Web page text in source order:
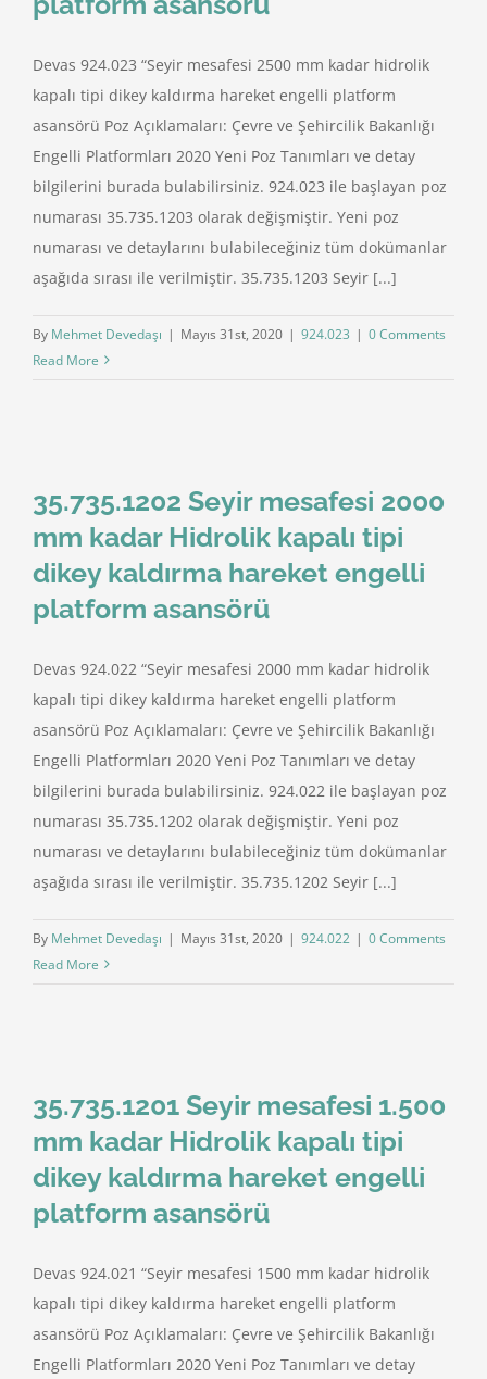
Devas 924.023 “Seyir mesafesi 2500 mm kadar hidrolik
kapalı tipi dikey kaldırma hareket engelli platform
asansörü Poz Açıklamaları: Çevre ve Şehircilik Bakanlığı
Engelli Platformları 2020 Yeni Poz Tanımları ve detay
bilgilerini burada bulabilirsiniz. 924.023 ile başlayan poz
numarası 35.735.1203 olarak değişmiştir. Yeni poz
numarası ve detaylarını bulabileceğiniz tüm dokümanlar
aşağıda sırası ile verilmiştir. 35.735.1203 Seyir [...]
By Mehmet Devedaşı | Mayıs 31st, 2020 | 924.023 | 0 Comments
Read More
35.735.1202 Seyir mesafesi 2000
mm kadar Hidrolik kapalı tipi
dikey kaldırma hareket engelli
platform asansörü
Devas 924.022 “Seyir mesafesi 2000 mm kadar hidrolik
kapalı tipi dikey kaldırma hareket engelli platform
asansörü Poz Açıklamaları: Çevre ve Şehircilik Bakanlığı
Engelli Platformları 2020 Yeni Poz Tanımları ve detay
bilgilerini burada bulabilirsiniz. 924.022 ile başlayan poz
numarası 35.735.1202 olarak değişmiştir. Yeni poz
numarası ve detaylarını bulabileceğiniz tüm dokümanlar
aşağıda sırası ile verilmiştir. 35.735.1202 Seyir [...]
By Mehmet Devedaşı | Mayıs 31st, 2020 | 924.022 | 0 Comments
Read More
35.735.1201 Seyir mesafesi 1.500
mm kadar Hidrolik kapalı tipi
dikey kaldırma hareket engelli
platform asansörü
Devas 924.021 “Seyir mesafesi 1500 mm kadar hidrolik
kapalı tipi dikey kaldırma hareket engelli platform
asansörü Poz Açıklamaları: Çevre ve Şehircilik Bakanlığı
Engelli Platformları 2020 Yeni Poz Tanımları ve detay